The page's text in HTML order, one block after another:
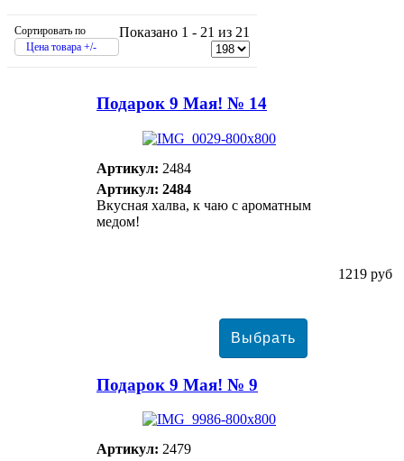
Сортировать по
Цена товара +/-
Показано 1 - 21 из 21
Подарок 9 Мая! № 14
Артикул: 2484
Артикул: 2484
Вкусная халва, к чаю с ароматным
медом!
1219 руб
Подарок 9 Мая! № 9
Артикул: 2479